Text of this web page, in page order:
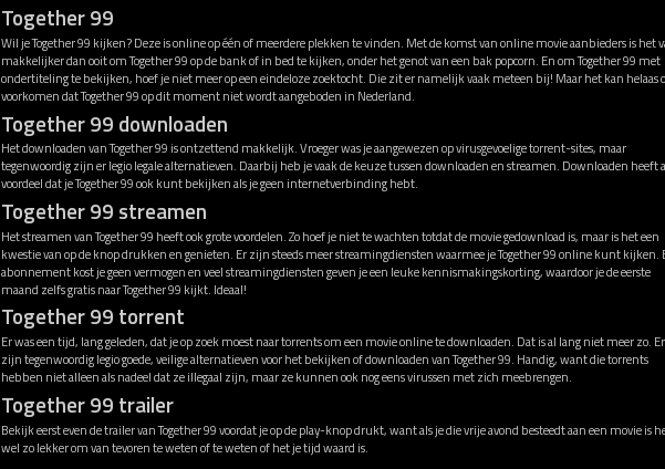
Together 99
Wil je Together 99 kijken? Deze is online op één of meerdere plekken te vinden. Met de komst van online movie aanbieders is het
makkelijker dan ooit om Together 99 op de bank of in bed te kijken, onder het genot van een bak popcorn. En om Together 99 met
ondertiteling te bekijken, hoef je niet meer op een eindeloze zoektocht. Die zit er namelijk vaak meteen bij! Maar het kan helaas
voorkomen dat Together 99 op dit moment niet wordt aangeboden in Nederland.
Together 99 downloaden
Het downloaden van Together 99 is ontzettend makkelijk. Vroeger was je aangewezen op virusgevoelige torrent-sites, maar
tegenwoordig zijn er legio legale alternatieven. Daarbij heb je vaak de keuze tussen downloaden en streamen. Downloaden heeft
voordeel dat je Together 99 ook kunt bekijken als je geen internetverbinding hebt.
Together 99 streamen
Het streamen van Together 99 heeft ook grote voordelen. Zo hoef je niet te wachten totdat de movie gedownload is, maar is het een
kwestie van op de knop drukken en genieten. Er zijn steeds meer streamingdiensten waarmee je Together 99 online kunt kijken.
abonnement kost je geen vermogen en veel streamingdiensten geven je een leuke kennismakingskorting, waardoor je de eerste
maand zelfs gratis naar Together 99 kijkt. Ideaal!
Together 99 torrent
Er was een tijd, lang geleden, dat je op zoek moest naar torrents om een movie online te downloaden. Dat is al lang niet meer zo. Er
zijn tegenwoordig legio goede, veilige alternatieven voor het bekijken of downloaden van Together 99. Handig, want die torrents
hebben niet alleen als nadeel dat ze illegaal zijn, maar ze kunnen ook nog eens virussen met zich meebrengen.
Together 99 trailer
Bekijk eerst even de trailer van Together 99 voordat je op de play-knop drukt, want als je die vrije avond besteedt aan een movie is
wel zo lekker om van tevoren te weten of te weten of het je tijd waard is.